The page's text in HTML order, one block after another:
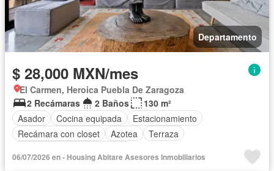
Departamento
$ 28,000 MXN/mes
El Carmen, Heroica Puebla De Zaragoza
2 Recámaras
2 Baños
130 m²
Asador
Cocina equipada
Estacionamiento
Recámara con closet
Azotea
Terraza
06/07/2026 en - Housing Abitare Asesores Inmobiliarios